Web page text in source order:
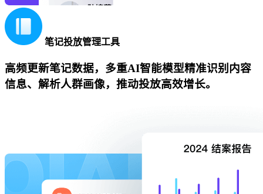
笔记投放管理工具
高频更新笔记数据，多重AI智能模型精准识别内容
信息、解析人群画像，推动投放高效增长。